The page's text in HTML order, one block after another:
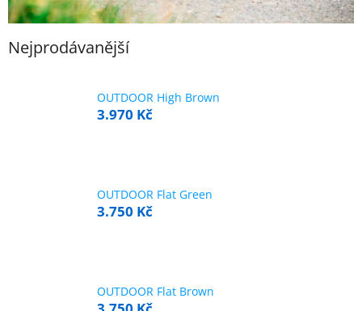
Nejprodávanější
OUTDOOR High Brown
3.970 Kč
OUTDOOR Flat Green
3.750 Kč
OUTDOOR Flat Brown